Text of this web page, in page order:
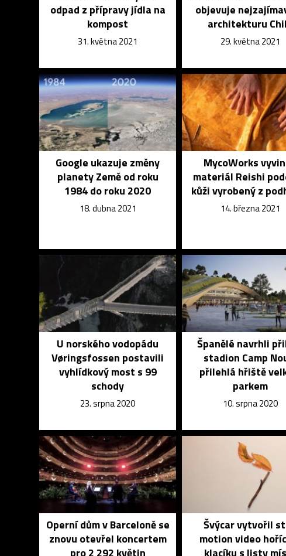
odpad z přípravy jídla na
kompost
31. května 2021
objevuje
architekturu
29. května 2021
Google ukazuje změny
planety Země od roku
1984 do roku 2020
18. dubna 2021
MycoWorks
materiál Reishi
kůži vyrobený z
14. března 2021
U norského vodopádu
Vøringsfossen postavili
vyhlídkový most s 99
schody
23. srpna 2020
Španělé navrhli
stadion Camp
přilehlá hřiště
parkem
10. srpna 2020
Operní dům v Barceloně se
znovu otevřel koncertem
Švýcar vytvořil
motion video